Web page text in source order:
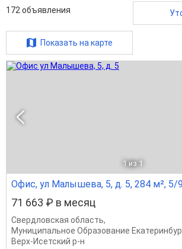
172 объявления
Показать на карте
1 из 1
Офис, ул Малышева, 5, д. 5, 284 м², 5/
71 663 ₽ в месяц
Свердловская область,
Муниципальное Образование
Верх-Исетский р-н